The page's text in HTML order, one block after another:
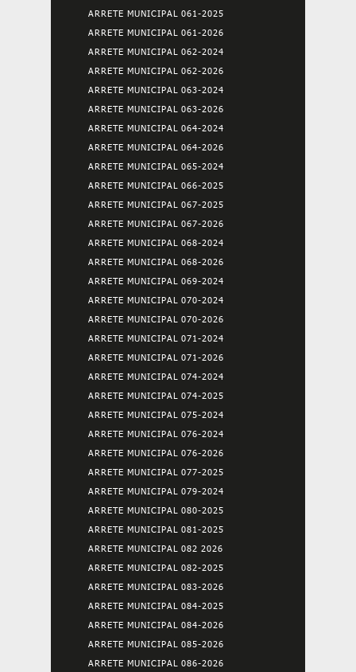
ARRETE MUNICIPAL 061-2025
ARRETE MUNICIPAL 061-2026
ARRETE MUNICIPAL 062-2024
ARRETE MUNICIPAL 062-2026
ARRETE MUNICIPAL 063-2024
ARRETE MUNICIPAL 063-2026
ARRETE MUNICIPAL 064-2024
ARRETE MUNICIPAL 064-2026
ARRETE MUNICIPAL 065-2024
ARRETE MUNICIPAL 066-2025
ARRETE MUNICIPAL 067-2025
ARRETE MUNICIPAL 067-2026
ARRETE MUNICIPAL 068-2024
ARRETE MUNICIPAL 068-2026
ARRETE MUNICIPAL 069-2024
ARRETE MUNICIPAL 070-2024
ARRETE MUNICIPAL 070-2026
ARRETE MUNICIPAL 071-2024
ARRETE MUNICIPAL 071-2026
ARRETE MUNICIPAL 074-2024
ARRETE MUNICIPAL 074-2025
ARRETE MUNICIPAL 075-2024
ARRETE MUNICIPAL 076-2024
ARRETE MUNICIPAL 076-2026
ARRETE MUNICIPAL 077-2025
ARRETE MUNICIPAL 079-2024
ARRETE MUNICIPAL 080-2025
ARRETE MUNICIPAL 081-2025
ARRETE MUNICIPAL 082 2026
ARRETE MUNICIPAL 082-2025
ARRETE MUNICIPAL 083-2026
ARRETE MUNICIPAL 084-2025
ARRETE MUNICIPAL 084-2026
ARRETE MUNICIPAL 085-2026
ARRETE MUNICIPAL 086-2026